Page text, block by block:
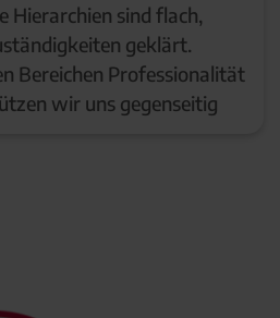
Hierarchien sind flach,
geklärt.
Bereichen Professionalität
wir uns gegenseitig